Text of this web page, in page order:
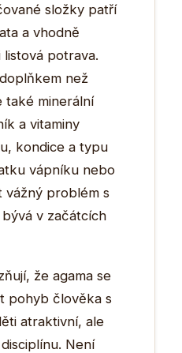
složky patří
a vhodně
potrava.
než
také minerální
a vitaminy
kondice a typu
vápníku nebo
vážný problém s
v začátcích
že agama se
pohyb člověka s
atraktivní, ale
Není